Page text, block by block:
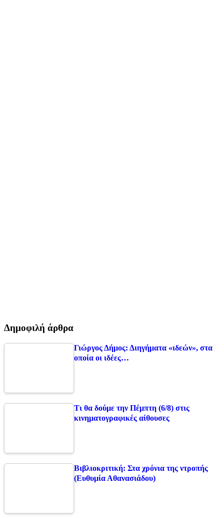
Δημοφιλή άρθρα
Γιώργος Δήμος: Διηγήματα «ιδεών», στα
οποία οι ιδέες…
Τι θα δούμε την Πέμπτη (6/8) στις
κινηματογραφικές αίθουσες
Βιβλιοκριτική: Στα χρόνια της ντροπής
(Ευθυμία Αθανασιάδου)